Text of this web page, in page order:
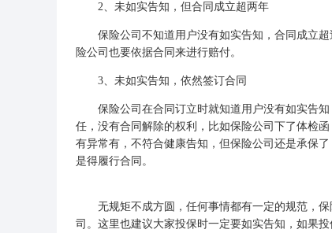
2、未如实告知，但合同成立超两年
保险公司不知道用户没有如实告知，合同成立超
险公司也要依据合同来进行赔付。
3、未如实告知，依然签订合同
保险公司在合同订立时就知道用户没有如实告知
任，没有合同解除的权利，比如保险公司下了体检
有异常有，不符合健康告知，但保险公司还是承保
是得履行合同。
无规矩不成方圆，任何事情都有一定的规范，保
司。这里也建议大家投保时一定要如实告知，如果投